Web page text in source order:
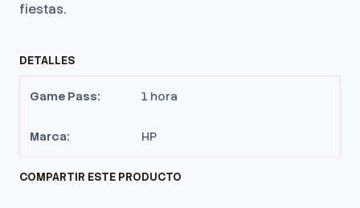
fiestas.
DETALLES
Game Pass: 1 hora
Marca: HP
COMPARTIR ESTE PRODUCTO